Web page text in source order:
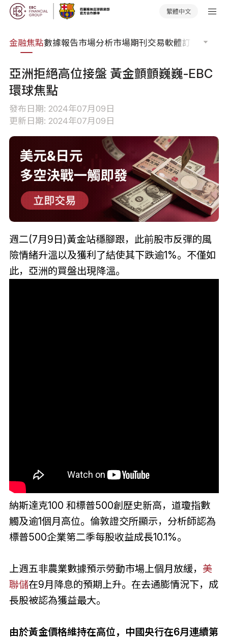
繁體中文
金融焦點數據報告市場分析市場期刊交易軟體訂單流
亞洲拒絕高位接盤 黃金顫顫巍巍-EBC
環球焦點
發布日期: 2024年07月09日
更新日期: 2024年07月09日
週二(7月9日)黃金站穩腳跟，此前股市反彈的風
險情緒升溫以及獲利了結使其下跌逾1%。不僅如
此，亞洲的買盤出現降溫。
納斯達克100 和標普500創歷史新高，道瓊指數
觸及逾1個月高位。倫敦證交所顯示，分析師認為
標普500企業第二季每股收益成長10.1%。
上週五非農業數據預示勞動市場上個月放緩， 美
聯儲在9月降息的預期上升。在去通膨情況下，成
長股被認為獲益最大。
由於黃金價格維持在高位，中國央行在6月連續第